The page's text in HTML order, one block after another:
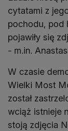
cytatami z
pochodu, pod
pojawiły się
- m.in.
W czasie
Wielki Most
został
wciąż istnieje
stoją zdjęcia